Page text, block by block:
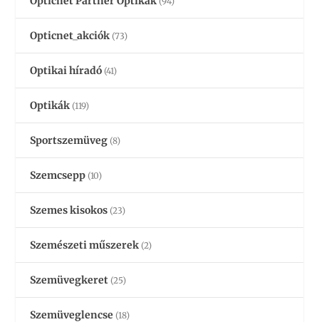
Opticnet_akciók (73)
Optikai híradó (41)
Optikák (119)
Sportszemüveg (8)
Szemcsepp (10)
Szemes kisokos (23)
Szemészeti műszerek (2)
Szemüvegkeret (25)
Szemüveglencse (18)